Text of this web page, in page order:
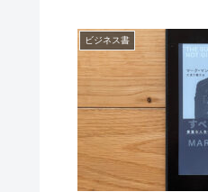
ビジネス書